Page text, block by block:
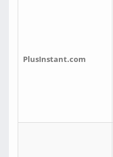
PlusInstant.com